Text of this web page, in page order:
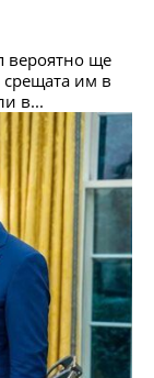
вероятно ще
срещата им в
в...